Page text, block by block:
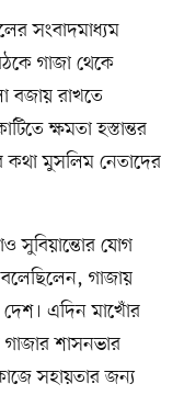
সংবাদমাধ্যম
গাজা থেকে
বজায় রাখতে
ক্ষমতা হস্তান্তর
কথা মুসলিম নেতাদের
সুবিয়ান্তোর যোগ
গাজায়
দেশ। এদিন মাখোঁর
গাজার শাসনভার
সহায়তার জন্য